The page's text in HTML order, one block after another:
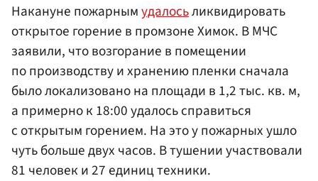
Накануне пожарнымудалосьликвидировать
открытое горение в промзоне Химок. В МЧС
заявили, что возгорание в помещении
по производству и хранению пленки сначала
было локализовано на площади в 1,2 тыс. кв. м,
а примерно к 18:00 удалось справиться
с открытым горением. На это у пожарных ушло
чуть больше двух часов. В тушении участвовали
81 человек и 27 единиц техники.